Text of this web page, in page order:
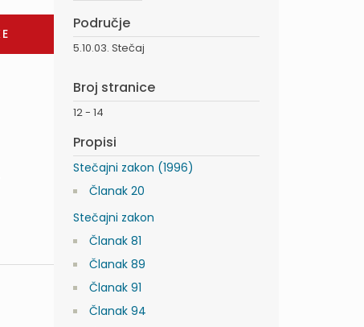
Područje
5.10.03. Stečaj
Broj stranice
12 - 14
Propisi
Stečajni zakon (1996)
Članak 20
Stečajni zakon
Članak 81
Članak 89
Članak 91
Članak 94